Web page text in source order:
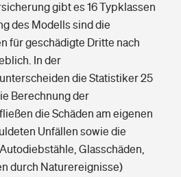
gibt es 16 Typklassen
des Modells sind die
für geschädigte Dritte nach
In der
die Statistiker 25
Berechnung der
die Schäden am eigenen
Unfällen sowie die
Glasschäden,
durch Naturereignisse)